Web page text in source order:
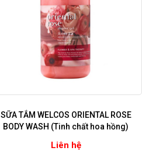
SỮA TẮM WELCOS ORIENTAL ROSE
BODY WASH (Tinh chất hoa hồng)
Liên hệ